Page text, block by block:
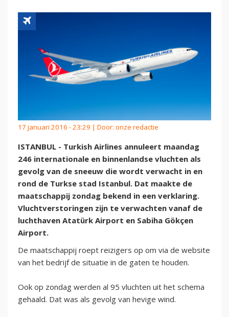
17 januari 2016 - 23:29 | Door: onze redactie
ISTANBUL - Turkish Airlines annuleert maandag
246 internationale en binnenlandse vluchten als
gevolg van de sneeuw die wordt verwacht in en
rond de Turkse stad Istanbul. Dat maakte de
maatschappij zondag bekend in een verklaring.
Vluchtverstoringen zijn te verwachten vanaf de
luchthaven Atatürk Airport en Sabiha Gökçen
Airport.
De maatschappij roept reizigers op om via de website
van het bedrijf de situatie in de gaten te houden.
Ook op zondag werden al 95 vluchten uit het schema
gehaald. Dat was als gevolg van hevige wind.